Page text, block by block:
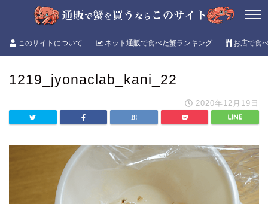
このサイトについて ネット通販で食べた蟹ランキング お店で食
1219_jyonaclab_kani_22
2020年12月19日